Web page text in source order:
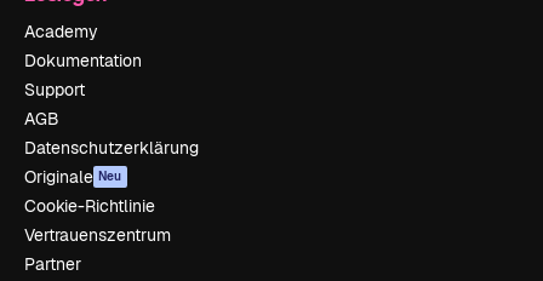
Academy
Dokumentation
Support
AGB
Datenschutzerklärung
Originale Neu
Cookie-Richtlinie
Vertrauenszentrum
Partner